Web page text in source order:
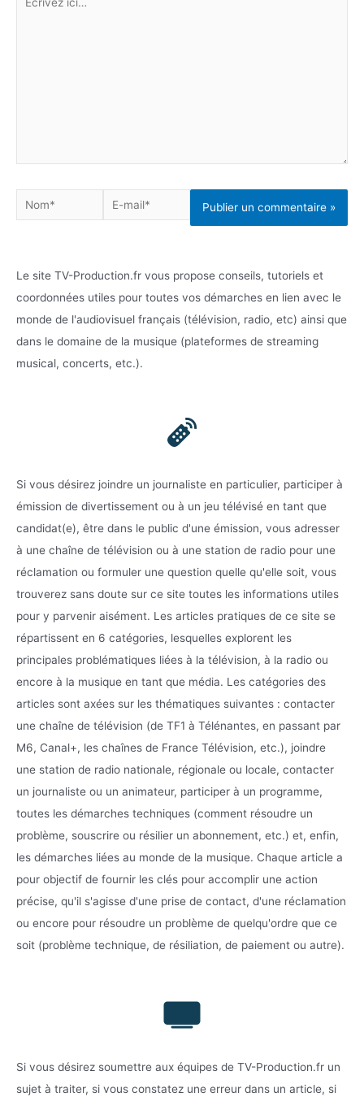
Nom*
E-
mail*
Le site TV-Production.fr vous propose conseils, tutoriels et
coordonnées utiles pour toutes vos démarches en lien avec le
monde de l'audiovisuel français (télévision, radio, etc) ainsi que
dans le domaine de la musique (plateformes de streaming
musical, concerts, etc.).
Si vous désirez joindre un journaliste en particulier, participer à
émission de divertissement ou à un jeu télévisé en tant que
candidat(e), être dans le public d'une émission, vous adresser
à une chaîne de télévision ou à une station de radio pour une
réclamation ou formuler une question quelle qu'elle soit, vous
trouverez sans doute sur ce site toutes les informations utiles
pour y parvenir aisément. Les articles pratiques de ce site se
répartissent en 6 catégories, lesquelles explorent les
principales problématiques liées à la télévision, à la radio ou
encore à la musique en tant que média. Les catégories des
articles sont axées sur les thématiques suivantes : contacter
une chaîne de télévision (de TF1 à Télénantes, en passant par
M6, Canal+, les chaînes de France Télévision, etc.), joindre
une station de radio nationale, régionale ou locale, contacter
un journaliste ou un animateur, participer à un programme,
toutes les démarches techniques (comment résoudre un
problème, souscrire ou résilier un abonnement, etc.) et, enfin,
les démarches liées au monde de la musique. Chaque article a
pour objectif de fournir les clés pour accomplir une action
précise, qu'il s'agisse d'une prise de contact, d'une réclamation
ou encore pour résoudre un problème de quelqu'ordre que ce
soit (problème technique, de résiliation, de paiement ou autre).
Si vous désirez soumettre aux équipes de TV-Production.fr un
sujet à traiter, si vous constatez une erreur dans un article, si